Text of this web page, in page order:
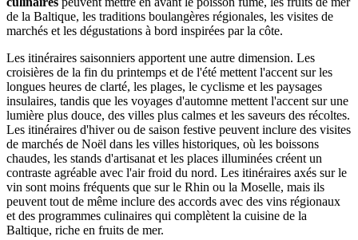
de la Baltique, les traditions boulangères régionales, les visites de
marchés et les dégustations à bord inspirées par la côte.
Les itinéraires saisonniers apportent une autre dimension. Les
croisières de la fin du printemps et de l'été mettent l'accent sur les
longues heures de clarté, les plages, le cyclisme et les paysages
insulaires, tandis que les voyages d'automne mettent l'accent sur une
lumière plus douce, des villes plus calmes et les saveurs des récoltes.
Les itinéraires d'hiver ou de saison festive peuvent inclure des visites
de marchés de Noël dans les villes historiques, où les boissons
chaudes, les stands d'artisanat et les places illuminées créent un
contraste agréable avec l'air froid du nord. Les itinéraires axés sur le
vin sont moins fréquents que sur le Rhin ou la Moselle, mais ils
peuvent tout de même inclure des accords avec des vins régionaux
et des programmes culinaires qui complètent la cuisine de la
Baltique, riche en fruits de mer.